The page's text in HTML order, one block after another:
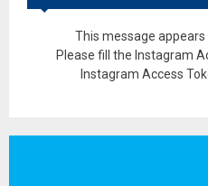
This message
Please fill the Instagram
Instagram Access